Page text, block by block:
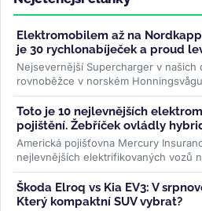
Elektromobilem až na
je 30 rychlonabíječek a proud
Nejsevernější Supercharger v našich
rovnoběžce v norském
třicet stanic, všechny...>>
Toto je 10 nejlevnějších
pojištění. Žebříček ovládly
Americká pojišťovna Mercury
nejlevnějších elektrifikovaných vozů
Osm z...>>
Škoda Elroq vs Kia EV3: V
Který kompaktní SUV vybrat?